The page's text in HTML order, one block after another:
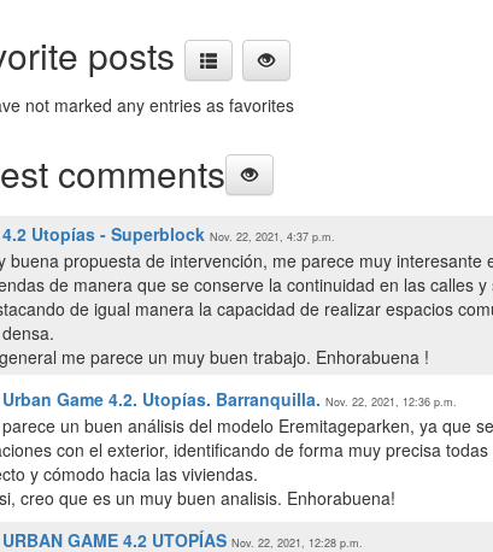
posts
not marked any entries as favorites
comments
4.2 Utopías - Superblock Nov. 22, 2021, 4:37 p.m.
buena propuesta de intervención, me parece muy
de manera que se conserve la continuidad en las calles
de igual manera la capacidad de realizar espacios
Urban Game 4.2. Utopías. Barranquilla. Nov. 22, 2021, 12:36 p.m.
un buen análisis del modelo Eremitageparken, ya que
con el exterior, identificando de forma muy precisa
y cómodo hacia las viviendas.
creo que es un muy buen analisis. Enhorabuena!
URBAN GAME 4.2 UTOPÍAS Nov. 22, 2021, 12:28 p.m.